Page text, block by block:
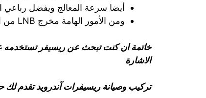
أيضا سرعة المعالج ويفضل رباعي
ومن الأمور الهامة مخرج LNB من الأمور الهامة لاستقبال الاشارة
خاتمة ان كنت تبحث عن ريسيفر تستخدمه
الاشارة
تركيب وصيانة ريسيفرات آندرويد تقدم لك